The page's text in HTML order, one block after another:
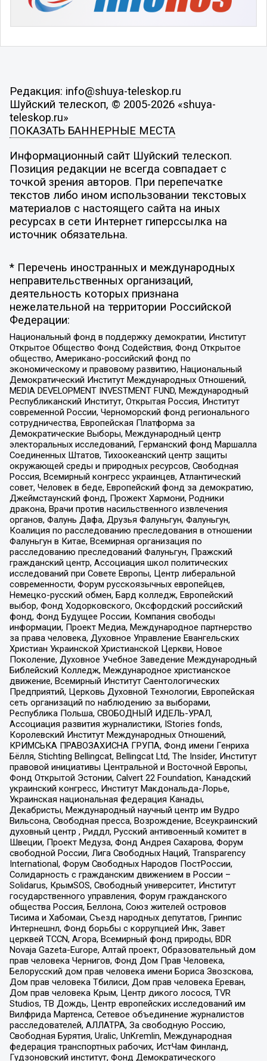
Редакция: info@shuya-teleskop.ru
Шуйский телескоп, © 2005-2026 «shuya-
teleskop.ru»
ПОКАЗАТЬ БАННЕРНЫЕ МЕСТА
Информационный сайт Шуйский телескоп.
Позиция редакции не всегда совпадает с
точкой зрения авторов. При перепечатке
текстов либо ином использовании текстовых
материалов с настоящего сайта на иных
ресурсах в сети Интернет гиперссылка на
источник обязательна.
* Перечень иностранных и международных
неправительственных организаций,
деятельность которых признана
нежелательной на территории Российской
Федерации:
Национальный фонд в поддержку демократии, Институт
Открытое Общество Фонд Содействия, Фонд Открытое
общество, Американо-российский фонд по
экономическому и правовому развитию, Национальный
Демократический Институт Международных Отношений,
MEDIA DEVELOPMENT INVESTMENT FUND, Международный
Республиканский Институт, Открытая Россия, Институт
современной России, Черноморский фонд регионального
сотрудничества, Европейская Платформа за
Демократические Выборы, Международный центр
электоральных исследований, Германский фонд Маршалла
Соединенных Штатов, Тихоокеанский центр защиты
окружающей среды и природных ресурсов, Свободная
Россия, Всемирный конгресс украинцев, Атлантический
совет, Человек в беде, Европейский фонд за демократию,
Джеймстаунский фонд, Прожект Хармони, Родники
дракона, Врачи против насильственного извлечения
органов, Фалунь Дафа, Друзья Фалуньгун, Фалуньгун,
Коалиция по расследованию преследования в отношении
Фалуньгун в Китае, Всемирная организация по
расследованию преследований Фалуньгун, Пражский
гражданский центр, Ассоциация школ политических
исследований при Совете Европы, Центр либеральной
современности, Форум русскоязычных европейцев,
Немецко-русский обмен, Бард колледж, Европейский
выбор, Фонд Ходорковского, Оксфордский российский
фонд, Фонд Будущее России, Компания свободы
информации, Проект Медиа, Международное партнерство
за права человека, Духовное Управление Евангельских
Христиан Украинской Христианской Церкви, Новое
Поколение, Духовное Учебное Заведение Международный
Библейский Колледж, Международное христианское
движение, Всемирный Институт Саентологических
Предприятий, Церковь Духовной Технологии, Европейская
сеть организаций по наблюдению за выборами,
Республика Польша, СВОБОДНЫЙ ИДЕЛЬ-УРАЛ,
Ассоциация развития журналистики, IStories fonds,
Королевский Институт Международных Отношений,
КРИМСЬКА ПРАВОЗАХИСНА ГРУПА, Фонд имени Генриха
Бёлля, Stichting Bellingcat, Bellingcat Ltd, The Insider, Институт
правовой инициативы Центральной и Восточной Европы,
Фонд Открытой Эстонии, Calvert 22 Foundation, Канадский
украинский конгресс, Институт Макдональда-Лорье,
Украинская национальная федерация Канады,
Декабристы, Международный научный центр им Вудро
Вильсона, Свободная пресса, Возрождение, Всеукраинский
духовный центр , Риддл, Русский антивоенный комитет в
Швеции, Проект Медуза, Фонд Андрея Сахарова, Форум
свободной России, Лига Свободных Наций, Transparеncy
International, Форум Свободных Народов ПостРоссии,
Солидарность с гражданским движением в России –
Solidarus, КрымSOS, Свободный университет, Институт
государственного управления, Форум гражданского
общества Россия, Беллона, Союз жителей островов
Тисима и Хабомаи, Съезд народных депутатов, Гринпис
Интернешнл, Фонд борьбы с коррупцией Инк, Завет
церквей TCCN, Агора, Всемирный фонд природы, BDR
Novaja Gazeta-Europe, Алтай проект, Образовательный дом
прав человека Чернигов, Фонд Дом Прав Человека,
Белорусский дом прав человека имени Бориса Звозскова,
Дом прав человека Тбилиси, Дом прав человека Ереван,
Дом прав человека Крым, Центр дикого лосося, TVR
Studios, ТВ Дождь, Центр европейских исследований им
Вилфрида Мартенса, Сетевое объединение журналистов
расследователей, АЛЛАТРА, За свободную Россию,
Свободная Бурятия, Uralic, UnKremlin, Международная
федерация транспортных рабочих, ИстЧам Финланд,
Гудзоновский институт, Фонд Демократического